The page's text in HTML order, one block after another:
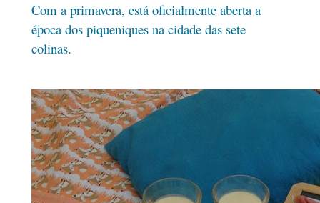
Com a primavera, está oficialmente aberta a
época dos piqueniques na cidade das sete
colinas.